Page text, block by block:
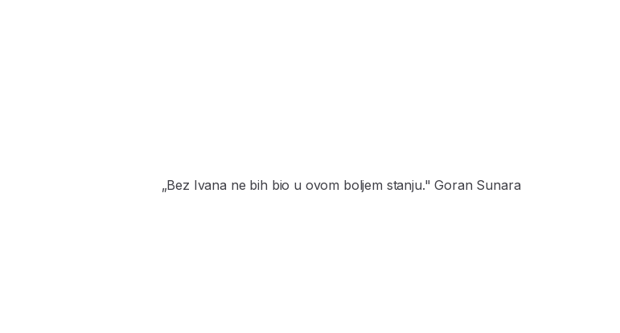
„Bez Ivana ne bih bio u ovom boljem stanju." Goran Sunara